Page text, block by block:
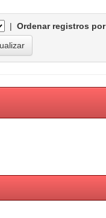
| Ordenar registros por